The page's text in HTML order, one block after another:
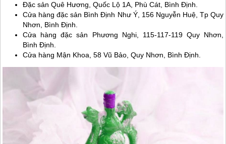
Đặc sản Quê Hương, Quốc Lộ 1A, Phù Cát, Bình Định.
Cửa hàng đặc sản Bình Định Như Ý, 156 Nguyễn Huệ, Tp Quy
Nhơn, Bình Định.
Cửa hàng đặc sản Phương Nghi, 115-117-119 Quy Nhơn,
Bình Định.
Cửa hàng Mận Khoa, 58 Vũ Bảo,Quy Nhơn, Bình Định.